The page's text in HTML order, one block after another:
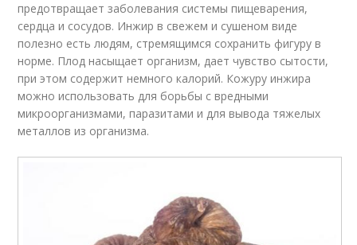
предотвращает заболевания системы пищеварения,
сердца и сосудов. Инжир в свежем и сушеном виде
полезно есть людям, стремящимся сохранить фигуру в
норме. Плод насыщает организм, дает чувство сытости,
при этом содержит немного калорий. Кожуру инжира
можно использовать для борьбы с вредными
микроорганизмами, паразитами и для вывода тяжелых
металлов из организма.